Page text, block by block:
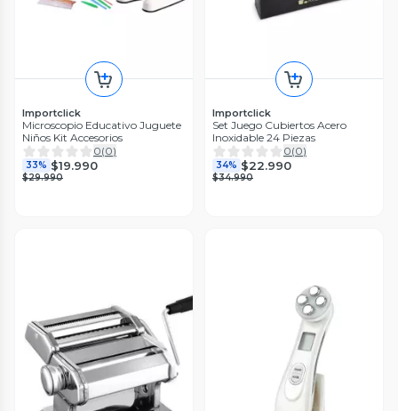
Importclick
Microscopio Educativo Juguete
Niños Kit Accesorios
0(0)
33% $19.990
$29.990
Importclick
Set Juego Cubiertos Acero
Inoxidable 24 Piezas
0(0)
34% $22.990
$34.990